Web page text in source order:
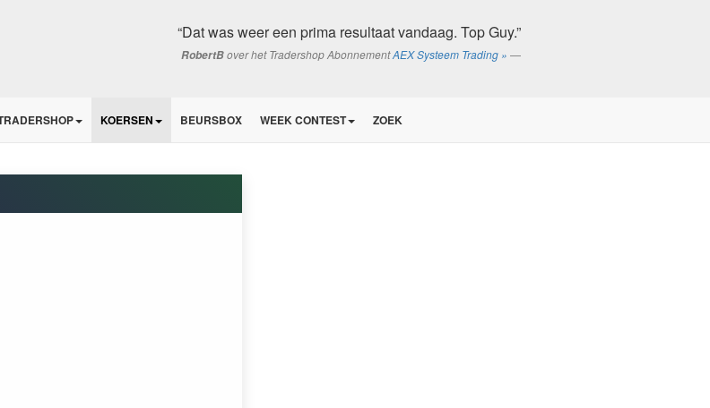
“Dat was weer een prima resultaat vandaag. Top Guy.”
RobertBover het Tradershop AbonnementAEX Systeem Trading »
KOERSEN BEURSBOX WEEK CONTEST ZOEK